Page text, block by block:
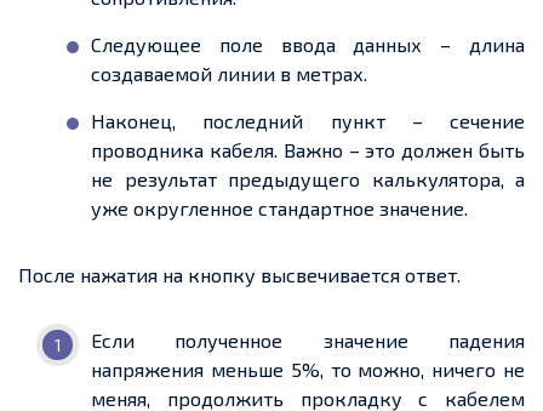
Следующее поле ввода данных – длина
создаваемой линии в метрах.
Наконец, последний пункт – сечение
проводника кабеля. Важно – это должен быть
не результат предыдущего калькулятора, а
уже округленное стандартное значение.
После нажатия на кнопку высвечивается ответ.
Если полученное значение падения
напряжения меньше 5%, то можно, ничего не
меняя, продолжить прокладку с кабелем